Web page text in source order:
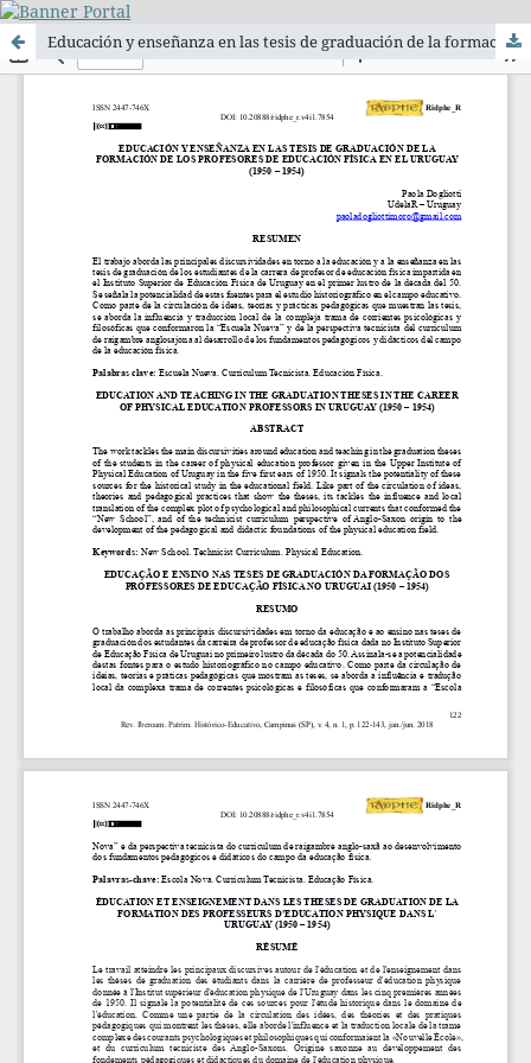
Educación y enseñanza en las tesis de graduación de la formación de los profesores de educación física en el Uruguay (1950 – 1954)